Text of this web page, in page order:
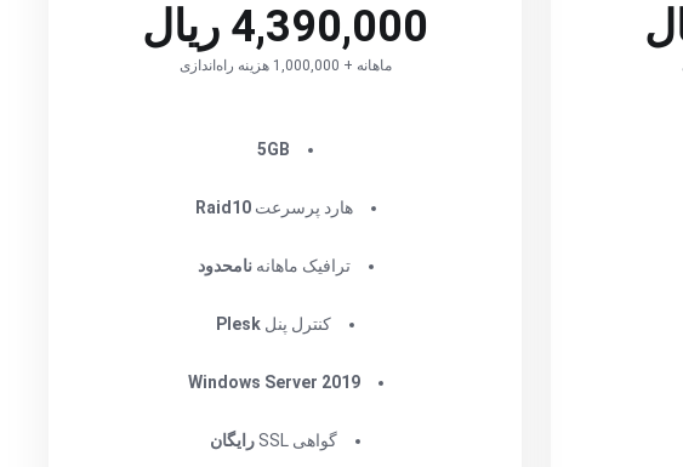
4,390,000 ریال
ماهانه + 1,000,000 هزینه راه‌اندازی
5GB
هارد پرسرعتRaid10
ترافیک ماهانهنامحدود
کنترل پنل Plesk
Windows Server 2019
گواهی SSL رایگان